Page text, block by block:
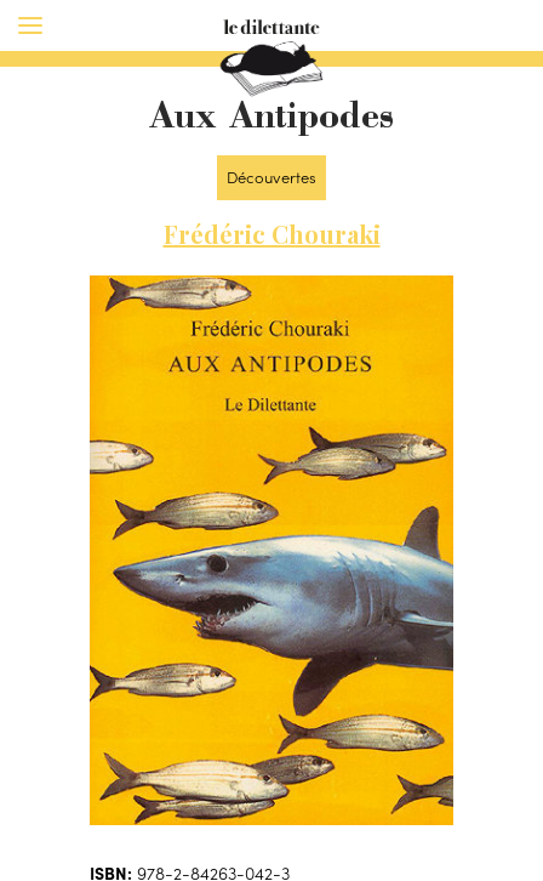
Aux Antipodes
Découvertes
Frédéric Chouraki
ISBN: 978-2-84263-042-3